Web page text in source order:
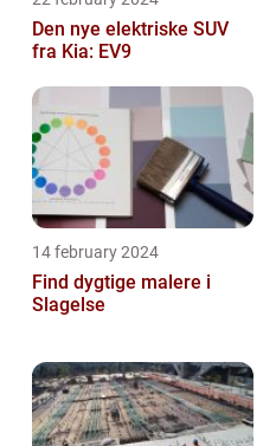
Den nye elektriske SUV
fra Kia: EV9
14 february 2024
Find dygtige malere i
Slagelse